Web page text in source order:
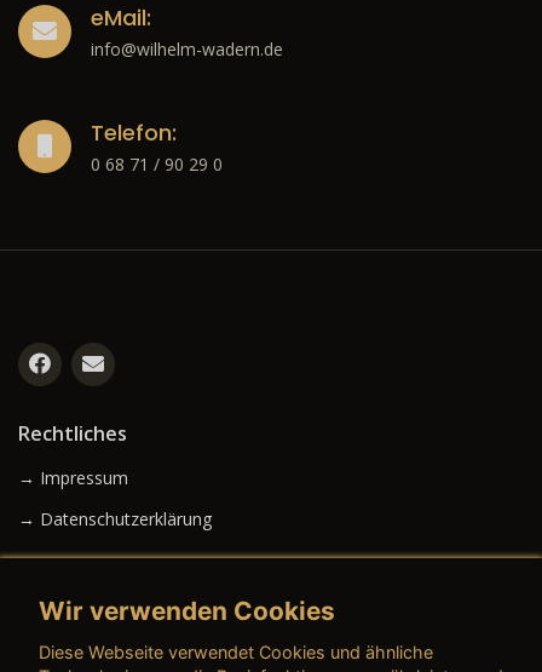
eMail:
info@wilhelm-wadern.de
Telefon:
0 68 71 / 90 29 0
Rechtliches
→ Impressum
→ Datenschutzerklärung
Wir verwenden Cookies
Diese Webseite verwendet Cookies und ähnliche